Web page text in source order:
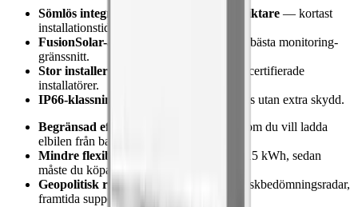
Sömlös integration med Huawei-växelriktare — kortast
installationstid på marknaden.
FusionSolar-appen
— bland branschens bästa monitoring-
gränssnitt.
Stor installerad bas i Sverige
— många certifierade
installatörer.
IP66-klassning
— kan installeras utomhus utan extra skydd.
Begränsad effekt (5 kW)
— räcker inte om du vill ladda
elbilen från batteriet.
Mindre flexibel för utbyggnad
— max 15 kWh, sedan
måste du köpa ett helt nytt system.
Geopolitisk risk
— Huawei är på EU:s riskbedömningsradar,
framtida supportkanaler kan påverkas.